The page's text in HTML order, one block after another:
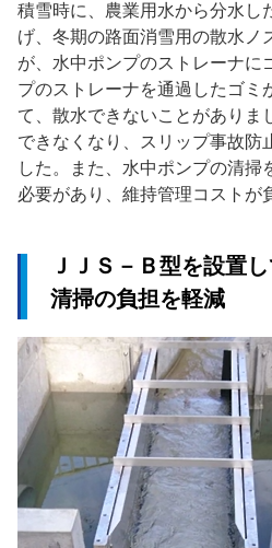
積雪時に、農業用水から分水し
げ、冬期の路面消雪用の散水ノ
が、水中ポンプのストレーナに
プのストレーナを通過したゴミ
て、散水できないことがありま
できなくなり、スリップ事故防
した。また、水中ポンプの清掃
必要があり、維持管理コストが
ＪＪＳ－Ｂ型を設置
清掃の負担を軽減